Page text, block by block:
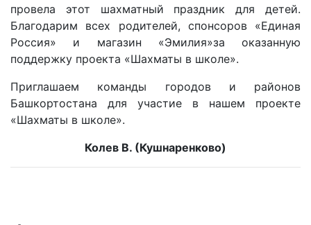
провела этот шахматный праздник для детей.
Благодарим всех родителей, спонсоров «Единая
Россия» и магазин «Эмилия»за оказанную
поддержку проекта «Шахматы в школе».
Приглашаем команды городов и районов
Башкортостана для участие в нашем проекте
«Шахматы в школе».
Колев В. (Кушнаренково)